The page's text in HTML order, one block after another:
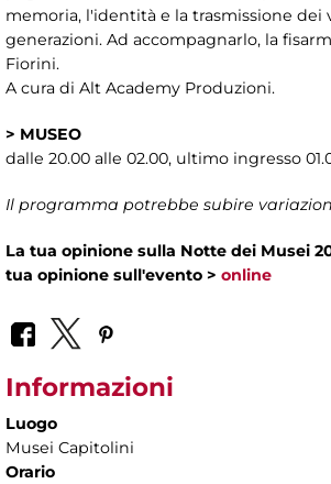
memoria, l'identità e la trasmissione dei
generazioni. Ad accompagnarlo, la
Fiorini.
A cura di Alt Academy Produzioni.
> MUSEO
dalle 20.00 alle 02.00, ultimo ingresso
Il programma potrebbe subire
La tua opinione sulla Notte dei Musei
tua opinione sull'evento > online
Informazioni
Luogo
Musei Capitolini
Orario